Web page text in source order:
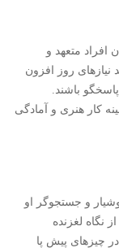
متعهد و
روز افزون
باشند.
کار هنری و آمادگی
و جستجوگر او
نگاه لغزنده
در چیزهای پیش پا